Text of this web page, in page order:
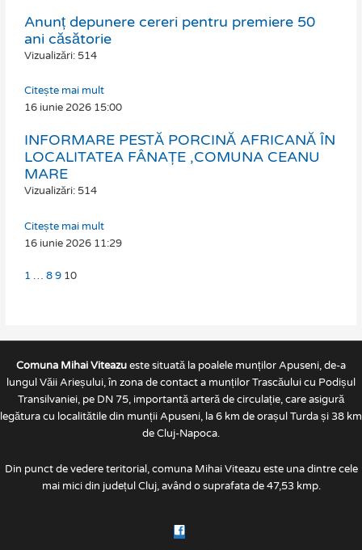
Anunț depunere cereri pentru premiere 50
ani căsătorie
Vizualizări: 514
Citește mai mult
16 iunie 2026 15:00
INFORMARE PESTĂ PORCINĂ AFRICANĂ ÎN
LOCALITATEA FÂNAȚE ,COMUNA CEANU
MARE
Vizualizări: 514
Citește mai mult
16 iunie 2026 11:29
Page
1 …
Page
8
Page
9
Page
10
Comuna Mihai Viteazueste situată la poalele munților Apuseni, de-a
lungul Văii Arieșului, în zona de contact a munților Trascăului cu Podișul
Transilvaniei, pe DN 75, importantă arteră de circulație, care asigură
legătura cu localitătile din munții Apuseni, la 6 km de orașul Turda și 38 km
de Cluj-Napoca.
Din punct de vedere teritorial, comuna Mihai Viteazu este una dintre cele
mai mici din județul Cluj, având o suprafata de 47,53 kmp.